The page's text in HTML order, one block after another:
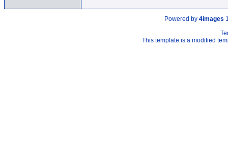
Powered by 4images
This template is a modified